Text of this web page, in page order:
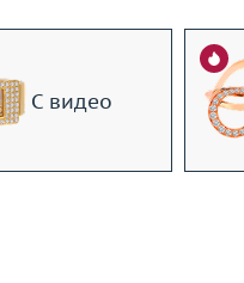
С видео